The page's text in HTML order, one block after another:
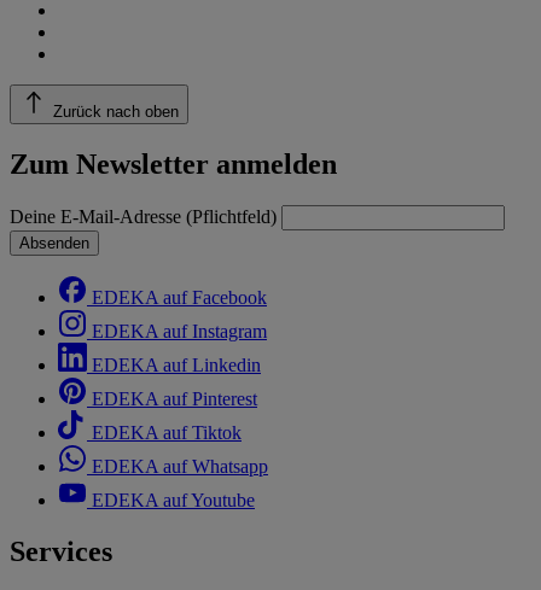
Zurück nach oben
Zum Newsletter anmelden
Deine E-Mail-Adresse (Pflichtfeld)
Absenden
EDEKA auf Facebook
EDEKA auf Instagram
EDEKA auf Linkedin
EDEKA auf Pinterest
EDEKA auf Tiktok
EDEKA auf Whatsapp
EDEKA auf Youtube
Services